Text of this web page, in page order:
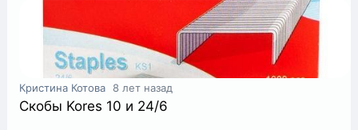
Кристина Котова 8 лет назад
Скобы Kores 10 и 24/6